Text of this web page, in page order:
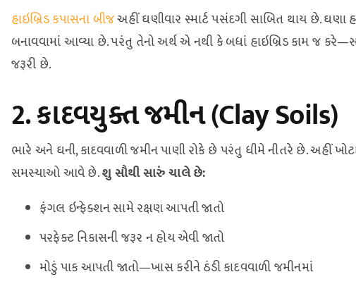
હાઇબ્રિડ કપાસના બીજઅહીં ઘણીવાર સ્માર્ટ પસંદગી સાબિત થાય છે. ઘણા
બનાવવામાં આવ્યા છે. પરંતુ તેનો અર્થ એ નથી કે બધાં હાઇબ્રિડ કામ જ
જરૂરી છે.
2. કાદવયુક્ત જમીન (Clay Soils)
ભારે અને ઘની, કાદવવાળી જમીન પાણી રોકે છે પરંતુ ધીમે નીતરે છે. અહીં
સમસ્યાઓ આવે છે.શુ સૌથી સારું ચાલે છે:
ફંગલ ઇન્ફેક્શન સામે રક્ષણ આપતી જાતો
પરફેક્ટ નિકાસની જરૂર ન હોય એવી જાતો
મોડું પાક આપતી જાતો—ખાસ કરીને ઠંડી કાદવવાળી જમીનમાં